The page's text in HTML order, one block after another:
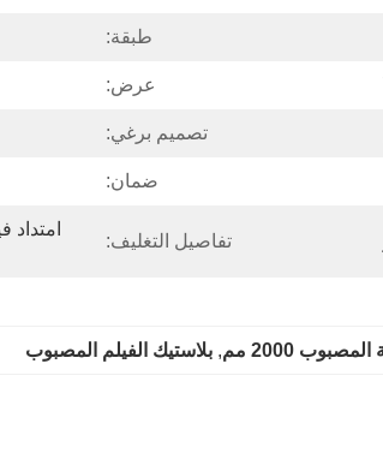
طبقة:
عرض:
تصميم برغي:
ضمان:
تفاصيل التغليف:
2000 مم , بلاستيك الفيلم المصبوب